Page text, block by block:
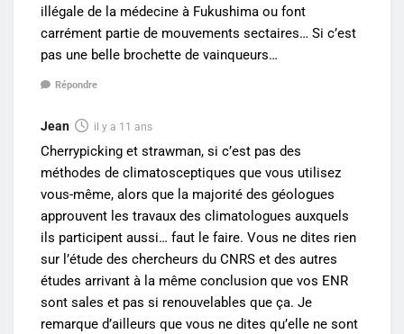
illégale de la médecine à Fukushima ou font
carrément partie de mouvements sectaires… Si c’est
pas une belle brochette de vainqueurs…
Répondre
Jean il y a 11 ans
Cherrypicking et strawman, si c’est pas des
méthodes de climatosceptiques que vous utilisez
vous-même, alors que la majorité des géologues
approuvent les travaux des climatologues auxquels
ils participent aussi… faut le faire. Vous ne dites rien
sur l’étude des chercheurs du CNRS et des autres
études arrivant à la même conclusion que vos ENR
sont sales et pas si renouvelables que ça. Je
remarque d’ailleurs que vous ne dites qu’elle ne sont